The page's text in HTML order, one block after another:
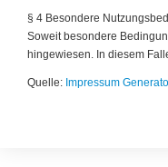
§ 4 Besondere
Soweit besondere
hingewiesen. In diesem
Quelle: Impressum